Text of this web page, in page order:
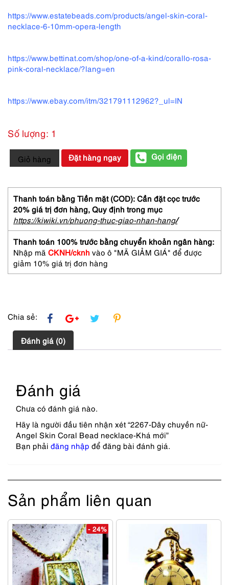
https://www.estatebeads.com/products/angel-skin-coral-
necklace-6-10mm-opera-length
https://www.bettinat.com/shop/one-of-a-kind/corallo-rosa-
pink-coral-necklace/?lang=en
https://www.ebay.com/itm/321791112962?_ul=IN
Số lượng: 1
2267-
Dây
nữ-
Angel
Skin
Coral
Bead
necklace-
Khá
mới
số
Giỏ hàng Đặt hàng ngay Gọi điện
Thanh toán bằng Tiền mặt (COD): Cần đặt cọc trước
20% giá trị đơn hàng, Quy định trong mục
https://kiwiki.vn/phuong-thuc-giao-nhan-hang/
Thanh toán 100% trước bằng chuyển khoản ngân hàng:
Nhập mã CKNH/cknh vào ô "MÃ GIẢM GIÁ" để được
giảm 10% giá trị đơn hàng
Chia sẻ:
Đánh giá (0)
Đánh giá
Chưa có đánh giá nào.
Hãy là người đầu tiên nhận xét “2267-Dây chuyền nữ-
Angel Skin Coral Bead necklace-Khá mới”
Bạn phải đăng nhập để đăng bài đánh giá.
Sản phẩm liên quan
- 24%